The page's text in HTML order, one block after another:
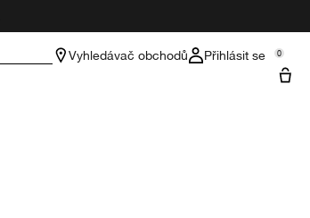
Vyhledávač obchodů Přihlásit se 0